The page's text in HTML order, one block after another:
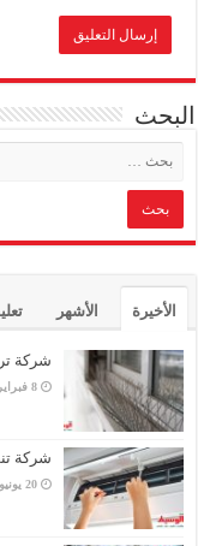
البحث
الأخيرة الأشهر
شركة
8 فبراير، 2025
شركة
20 يونيو، 2022